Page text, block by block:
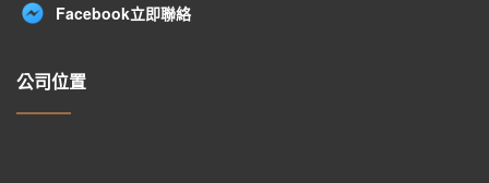
Facebook立即聯絡
公司位置